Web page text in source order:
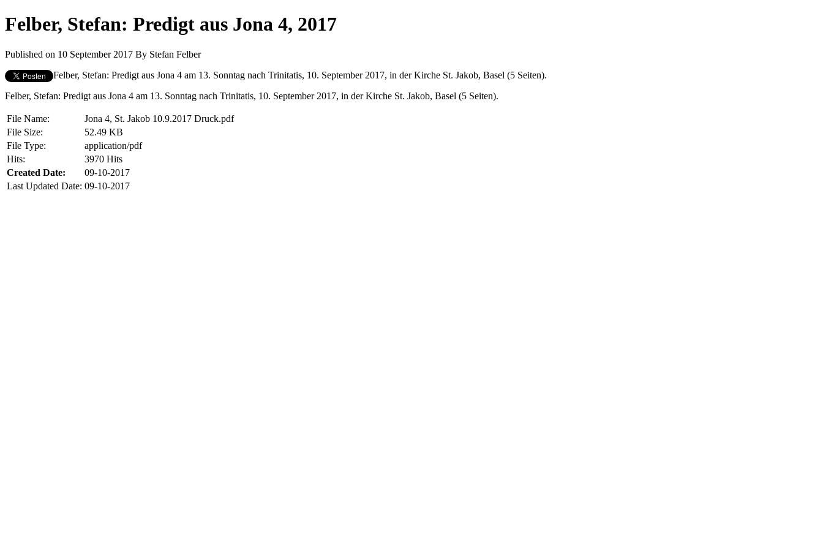
Felber, Stefan: Predigt aus Jona 4, 2017
Published on 10 September 2017 By Stefan Felber
Felber, Stefan: Predigt aus Jona 4 am 13. Sonntag nach Trinitatis, 10. September 2017, in der Kirche St. Jakob, Basel (5 Seiten).
Felber, Stefan: Predigt aus Jona 4 am 13. Sonntag nach Trinitatis, 10. September 2017, in der Kirche St. Jakob, Basel (5 Seiten).
File Name:
Jona 4, St. Jakob 10.9.2017 Druck.pdf
File Size:
52.49 KB
File Type:
application/pdf
Hits:
3970 Hits
Created Date:
09-10-2017
Last Updated Date: 09-10-2017